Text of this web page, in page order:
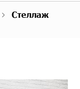
Стеллаж